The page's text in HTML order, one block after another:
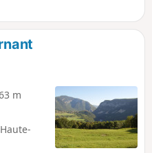
jolie que celle côté
les nombreux villages de
m